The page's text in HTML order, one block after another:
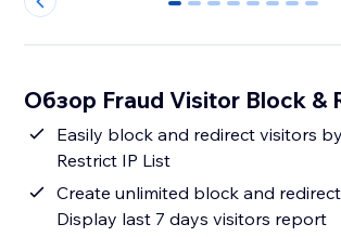
0 1 2 3 4 5 6 7
Обзор Fraud Visitor Block &
Easily block and redirect visitors
Restrict IP List
Create unlimited block and
Display last 7 days visitors report